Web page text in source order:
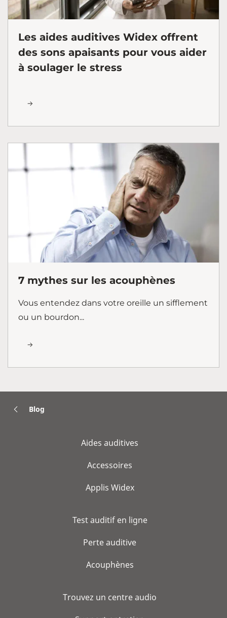
Les aides auditives Widex offrent
des sons apaisants pour vous aider
à soulager le stress
7 mythes sur les acouphènes
Vous entendez dans votre oreille un sifflement
ou un bourdon...
Blog
Aides auditives
Accessoires
Applis Widex
Test auditif en ligne
Perte auditive
Acouphènes
Trouvez un centre audio